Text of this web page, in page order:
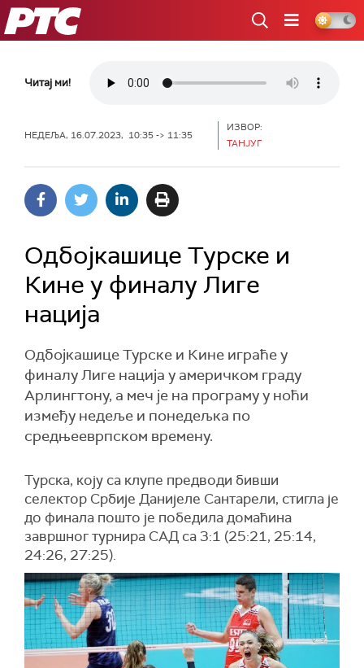
РТС
Читај ми!
НЕДЕЉА, 16.07.2023, 10:35 -> 11:35
ИЗВОР:
ТАНЈУГ
Одбојкашице Турске и
Кине у финалу Лиге
нација
Одбојкашице Турске и Кине играће у
финалу Лиге нација у америчком граду
Арлингтону, а меч је на програму у ноћи
између недеље и понедељка по
средњееврпском времену.
Турска, коју са клупе предводи бивши
селектор Србије Данијеле Сантарели, стигла је
до финала пошто је победила домаћина
завршног турнира САД са 3:1 (25:21, 25:14,
24:26, 27:25).